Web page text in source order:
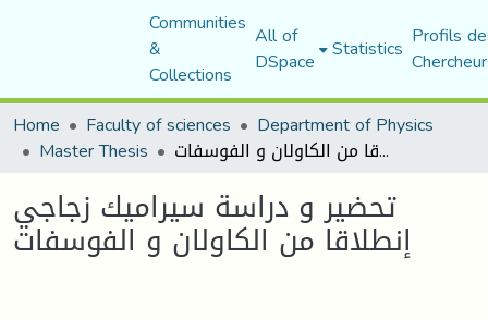
Communities
&
Collections
All of
DSpace Statistics Profils
Home
Faculty of sciences Department of Physics
Master Thesis تحضیر و دراسة سیرامیك زجاجي إنطلاقا من الكاولان و الفوسفات
تحضیر و دراسة سیرامیك زجاجي
إنطلاقا من الكاولان و الفوسفات